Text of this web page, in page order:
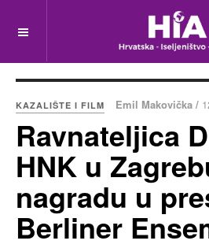
KAZALIŠTE I FILM Emil Makovička /
Ravnateljica
HNK u
nagradu u
Berliner